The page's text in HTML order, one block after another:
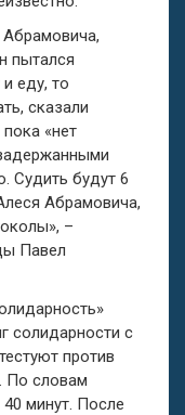
пытался
еду, то
сказали
«нет
Судить будут 6
Абрамовича,
–
Павел
солидарности с
против
По словам
минут. После